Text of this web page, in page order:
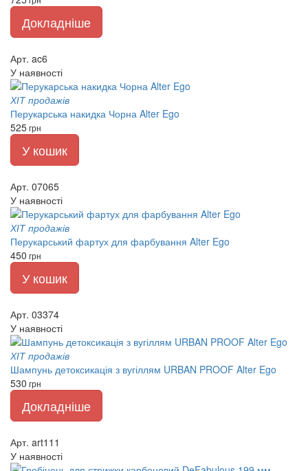
Докладніше
Арт. ac6
У наявності
ХІТ продажів
Перукарська накидка Чорна Alter Ego
525грн
У кошик
Арт. 07065
У наявності
ХІТ продажів
Перукарський фартух для фарбування Alter Ego
450 грн
У кошик
Арт. 03374
У наявності
ХІТ продажів
Шампунь детоксикація з вугіллям URBAN PROOF Alter Ego
530 грн
Докладніше
Арт. art111
У наявності